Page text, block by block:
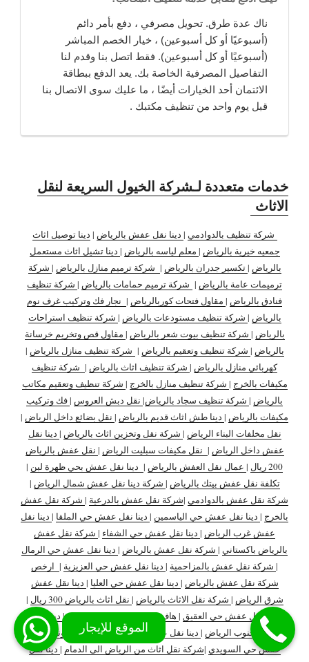
ناك عدة طرق. تحويل مصرفي ، دفع بأمر دائم
(أسبوعيًا أو كل أسبوعين) ، خيار الخصم المباشر
(أسبوعيًا أو كل أسبوعين). فقط اتصل بنا وقدم لنا
التفاصيل المصرفية الخاصة بك. يعد الدفع ببطاقة
الائتمان أحد الخيارات أيضًا ، ما عليك سوى الاتصال بنا
قبل يوم واحد من تنظيف مكتبك .
خدمات متعددة لـشركة الخيول السريعة لنقل
الاثاث
شركة تنظيف بالدوادمي | دينا نقل عفش بالرياض | دينا توصيل اثاث
جمعيه خيرية بالرياض | معلم لياسه بالرياض | دينا تشيل اثاث مستعمل
بالرياض | تكسير جدران بالرياض | شركة ترميم منازل بالرياض | شركة
ترميمات عامة بالرياض | شركة ترميم حمامات بالرياض | شركة تنظيف
فنادق بالرياض | مقاول فتحات كوربالرياض | نجار فك وتركيب غرف نوم
بالرياض | شركة تنظيف مستودعات بالرياض | شركة تنظيف استراحات
بالرياض | شركة تنظيف بيوت شعر بالرياض | مقاول قص وتخريم خرسانة
بالرياض | شركة تنظيف وتعقيم بالرياض | شركة تنظيف منازل بالرياض |
كهربائي منازل بالرياض | شركة تنظيف اثاث بالرياض | شركة تنظيف
مكيفات بالخرج | شركة تنظيف منازل بالخرج | شركة تنظيف وتعقيم مكاتب
بالرياض | شركة تنظيف سجاد بالرياض| نقل دبش العروس | فك وتركيب
مكيفات بالرياض | دينا طش اثاث قديم بالرياض | نقل بضائع داخل الرياض |
نقل مخلفات البناء الرياض | شركة نقل وتخزين اثاث بالرياض | دينا نقل
عفش داخل الرياض | نقل مكيفات سبليت الرياض | نقل عفش بالرياض
200 ريال
| عمال نقل العفش بالرياض | دينا نقل عفش بحي ظهرة لبن |
تكلفة نقل عفش بيتك بالرياض | شركة دينا نقل عفش شمال الرياض |
شركة نقل عفش بالدوادمي |شركة نقل عفش بالدرعية | شركة نقل عفش
بالخرج | دينا نقل عفش حي الياسمين | دينا نقل عفش حي الملقا | دينا نقل
عفش غرب الرياض | دينا نقل عفش حي الشفاء | شركة نقل عفش
بالرياض باكستاني | شركة نقل عفش بالرياض | دينا نقل عفش حي الرمال
| شركة نقل عفش بالمزاحمية | دينا نقل عفش حي العزيزية | ارخص
شركة نقل عفش بالرياض | دينا نقل عفش حي العليا | دينا نقل عفش
شرق الرياض | شركة نقل الاثاث بالرياض | نقل اثاث بالرياض 300 ريال
|
دينا نقل عفش حي العقيق | هاف لوري نقل عفش بالرياض|دينا نقل
عفش جنوب الرياض | دينا نقل عفش داخل وخارج الرياض
ونيت نقل
عفش حي السويدي |شركة نقل اثاث من الرياض الى الدمام | دينا نقل